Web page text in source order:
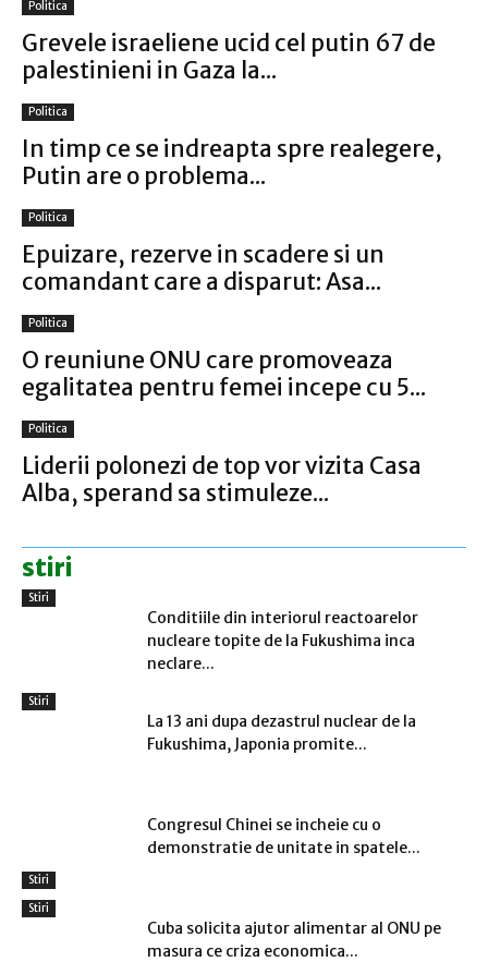
Politica
Grevele israeliene ucid cel putin 67 de
palestinieni in Gaza la...
Politica
In timp ce se indreapta spre realegere,
Putin are o problema...
Politica
Epuizare, rezerve in scadere si un
comandant care a disparut: Asa...
Politica
O reuniune ONU care promoveaza
egalitatea pentru femei incepe cu 5...
Politica
Liderii polonezi de top vor vizita Casa
Alba, sperand sa stimuleze...
stiri
Stiri
Conditiile din interiorul reactoarelor
nucleare topite de la Fukushima inca
neclare...
Stiri
La 13 ani dupa dezastrul nuclear de la
Fukushima, Japonia promite...
Congresul Chinei se incheie cu o
demonstratie de unitate in spatele...
Stiri
Cuba solicita ajutor alimentar al ONU pe
masura ce criza economica...